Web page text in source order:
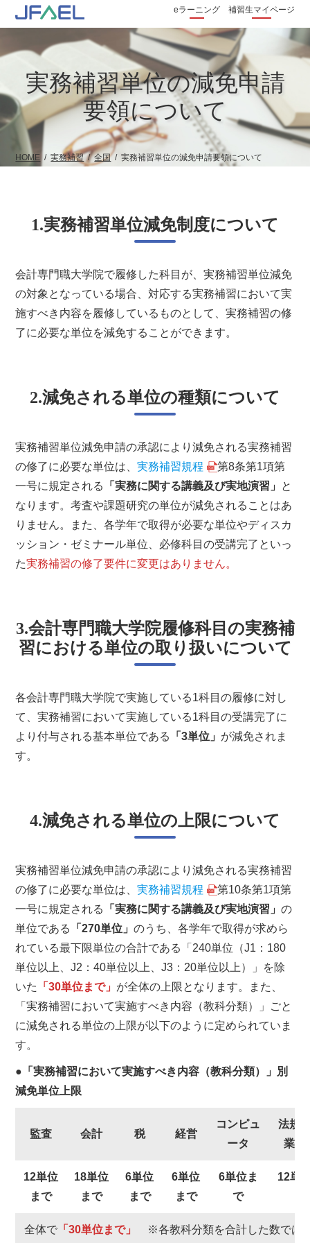
eラーニング 補習生マイページ
実務補習単位の減免申請
要領について
HOME 実務補習 全国 実務補習単位の減免申請要領について
1.実務補習単位減免制度について
会計専門職大学院で履修した科目が、実務補習単位減免
の対象となっている場合、対応する実務補習において実
施すべき内容を履修しているものとして、実務補習の修
了に必要な単位を減免することができます。
2.減免される単位の種類について
実務補習単位減免申請の承認により減免される実務補習
の修了に必要な単位は、実務補習規程
第8条第1項第
一号に規定される
「実務に関する講義及び実地演習」 と
なります。考査や課題研究の単位が減免されることはあ
りません。また、各学年で取得が必要な単位やディスカ
ッション・ゼミナール単位、必修科目の受講完了といっ
た実務補習の修了要件に変更はありません。
3.会計専門職大学院履修科目の実務補
習における単位の取り扱いについて
各会計専門職大学院で実施している1科目の履修に対し
て、実務補習において実施している1科目の受講完了に
より付与される基本単位である
「3単位」 が減免されま
す。
4.減免される単位の上限について
実務補習単位減免申請の承認により減免される実務補習
の修了に必要な単位は、実務補習規程
第10条第1項第
一号に規定される
「実務に関する講義及び実地演習」の
単位である
「270単位」のうち、各学年で取得が求めら
れている最下限単位の合計である「240単位（J1：180
単位以上、J2：40単位以上、J3：20単位以上）」を除
いた
「30単位まで」 が全体の上限となります。また、
「実務補習において実施すべき内容（教科分類）」ごと
に減免される単位の上限が以下のように定められていま
す。
●「実務補習において実施すべき内容（教科分類）」別
減免単位上限
監査 会計 税 経営
コンピュ
ータ
法規
業倫
12単位
まで
18単位
まで
6単位
まで
6単位
まで
6単位ま
で
12単
全体で 「30単位まで」 ※各教科分類を合計した数では